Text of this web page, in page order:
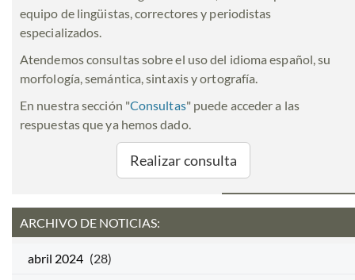
equipo de lingüistas, correctores y periodistas
especializados.
Atendemos consultas sobre el uso del idioma español, su
morfología, semántica, sintaxis y ortografía.
En nuestra sección "Consultas" puede acceder a las
respuestas que ya hemos dado.
Realizar consulta
ARCHIVO DE NOTICIAS:
abril 2024 (28)